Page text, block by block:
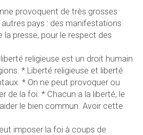
provoquent de très grosses
pays : des manifestations
presse, pour le respect des
religieuse est un droit humain
* Liberté religieuse et liberté
* On ne peut provoquer ou
de la foi. * Chacun a la liberté, le
le bien commun. Avoir cette
imposer la foi à coups de